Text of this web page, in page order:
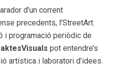
d’un corrent
precedents, l’StreetArt.
i programació periòdic de
pot entendre’s
artística i laboratori d’idees.